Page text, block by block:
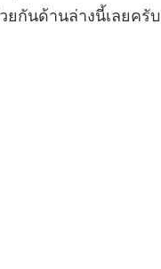
ยกันด้านล่างนี้เลยครับ